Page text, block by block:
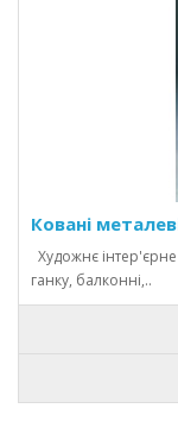
Ковані
Художнє
ганку, балконні,..